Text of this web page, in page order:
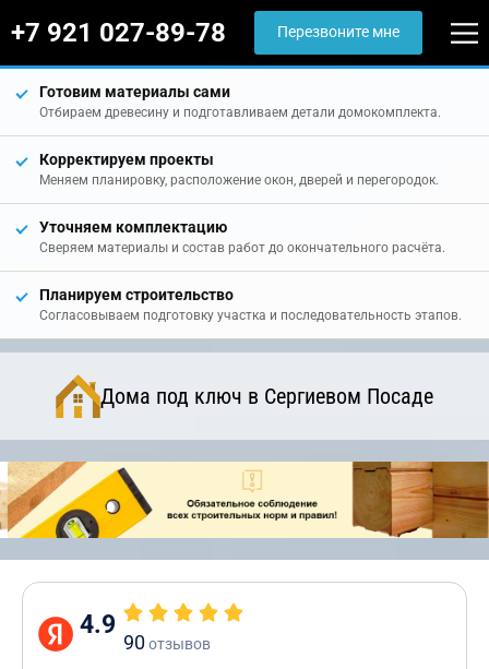
+7 921 027-89-78 Перезвоните мне
Готовим материалы сами
Отбираем древесину и подготавливаем детали домокомплекта.
Корректируем проекты
Меняем планировку, расположение окон, дверей и перегородок.
Уточняем комплектацию
Сверяем материалы и состав работ до окончательного расчёта.
Планируем строительство
Согласовываем подготовку участка и последовательность этапов.
Дома под ключ в Сергиевом Посаде
4.9
90отзывов